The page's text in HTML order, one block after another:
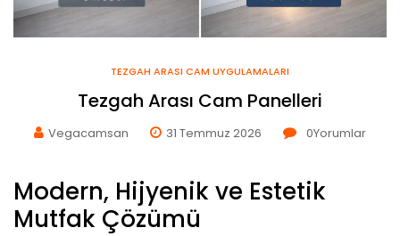
TEZGAH ARASI CAM UYGULAMALARI
Tezgah Arası Cam Panelleri
Vegacamsan 31 Temmuz 2026 0Yorumlar
Modern, Hijyenik ve Estetik
Mutfak Çözümü